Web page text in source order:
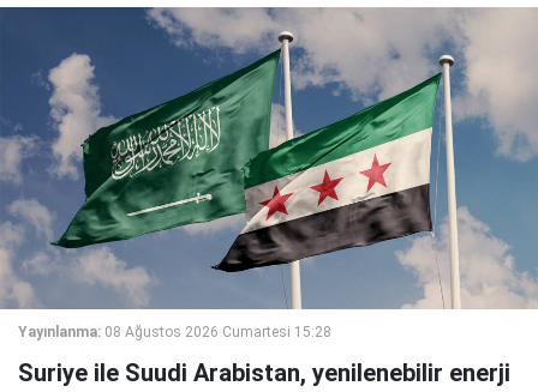
Yayınlanma: 08 Ağustos 2026 Cumartesi 15:28
Suriye ile Suudi Arabistan, yenilenebilir enerji